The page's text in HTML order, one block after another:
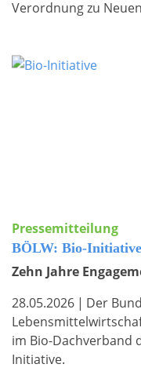
Verordnung zu
Pressemitteilung
BÖLW: Bio-
Zehn Jahre
28.05.2026 | Der
im Bio-Dachverband
Initiative.